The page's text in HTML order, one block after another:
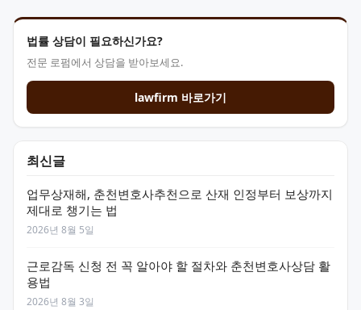
법률 상담이 필요하신가요?
전문 로펌에서 상담을 받아보세요.
lawfirm 바로가기
최신글
업무상재해, 춘천변호사추천으로 산재 인정부터 보상까지
제대로 챙기는 법
2026년 8월 5일
근로감독 신청 전 꼭 알아야 할 절차와 춘천변호사상담 활
용법
2026년 8월 3일